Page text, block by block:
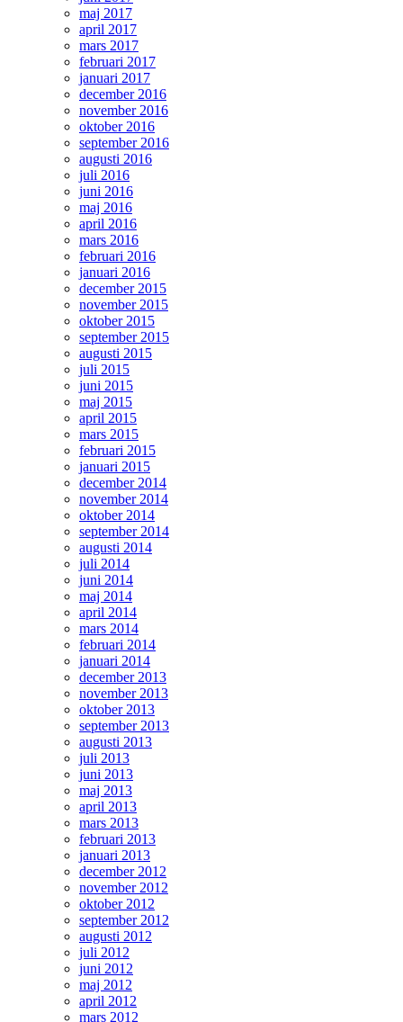
maj 2017
april 2017
mars 2017
februari 2017
januari 2017
december 2016
november 2016
oktober 2016
september 2016
augusti 2016
juli 2016
juni 2016
maj 2016
april 2016
mars 2016
februari 2016
januari 2016
december 2015
november 2015
oktober 2015
september 2015
augusti 2015
juli 2015
juni 2015
maj 2015
april 2015
mars 2015
februari 2015
januari 2015
december 2014
november 2014
oktober 2014
september 2014
augusti 2014
juli 2014
juni 2014
maj 2014
april 2014
mars 2014
februari 2014
januari 2014
december 2013
november 2013
oktober 2013
september 2013
augusti 2013
juli 2013
juni 2013
maj 2013
april 2013
mars 2013
februari 2013
januari 2013
december 2012
november 2012
oktober 2012
september 2012
augusti 2012
juli 2012
juni 2012
maj 2012
april 2012
mars 2012